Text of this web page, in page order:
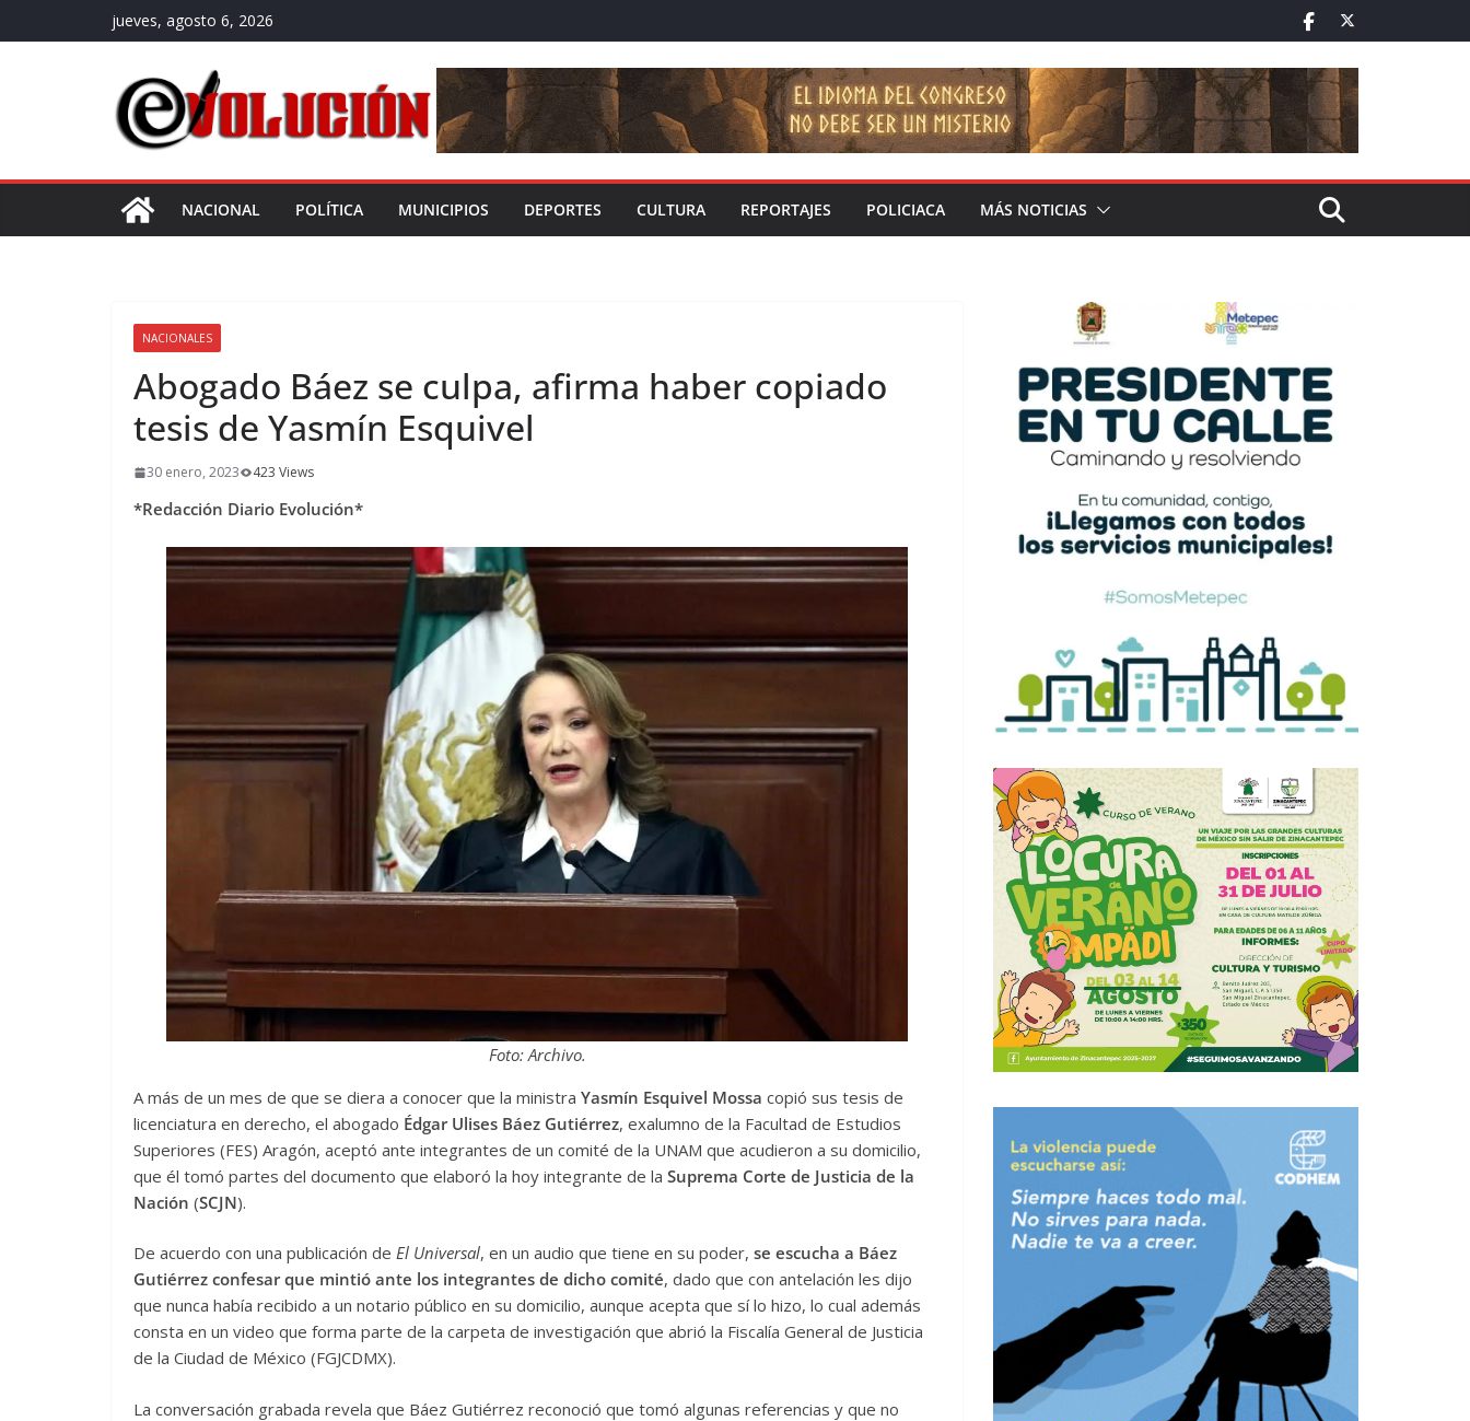
al
jueves, agosto 6, 2026
NACIONAL POLÍTICA MUNICIPIOS DEPORTES CULTURA REPORTAJES POLICIACA MÁS NOTICIAS
NACIONALES
Abogado Báez se culpa, afirma haber copiado
tesis de Yasmín Esquivel
30 enero, 2023 423 Views
*Redacción Diario Evolución*
Foto: Archivo.
A más de un mes de que se diera a conocer que la ministra Yasmín Esquivel Mossa copió sus tesis de
licenciatura en derecho, el abogado Édgar Ulises Báez Gutiérrez, exalumno de la Facultad de Estudios
Superiores (FES) Aragón, aceptó ante integrantes de un comité de la UNAM que acudieron a su domicilio,
que él tomó partes del documento que elaboró la hoy integrante de la Suprema Corte de Justicia de la
Nación (SCJN).
De acuerdo con una publicación de El Universal, en un audio que tiene en su poder, se escucha a Báez
Gutiérrez confesar que mintió ante los integrantes de dicho comité, dado que con antelación les dijo
que nunca había recibido a un notario público en su domicilio, aunque acepta que sí lo hizo, lo cual además
consta en un video que forma parte de la carpeta de investigación que abrió la Fiscalía General de Justicia
de la Ciudad de México (FGJCDMX).
La conversación grabada revela que Báez Gutiérrez reconoció que tomó algunas referencias y que no